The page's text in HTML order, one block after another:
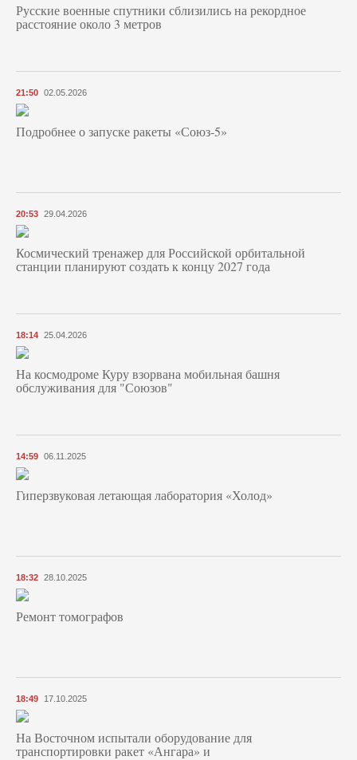
Русские военные спутники сблизились на рекордное
расстояние около 3 метров
21:50 02.05.2026
Подробнее о запуске ракеты «Союз‑5»
20:53 29.04.2026
Космический тренажер для Российской орбитальной
станции планируют создать к концу 2027 года
18:14 25.04.2026
На космодроме Куру взорвана мобильная башня
обслуживания для "Союзов"
14:59 06.11.2025
Гиперзвуковая летающая лаборатория «Холод»
18:32 28.10.2025
Ремонт томографов
18:49 17.10.2025
На Восточном испытали оборудование для
транспортировки ракет «Ангара» и